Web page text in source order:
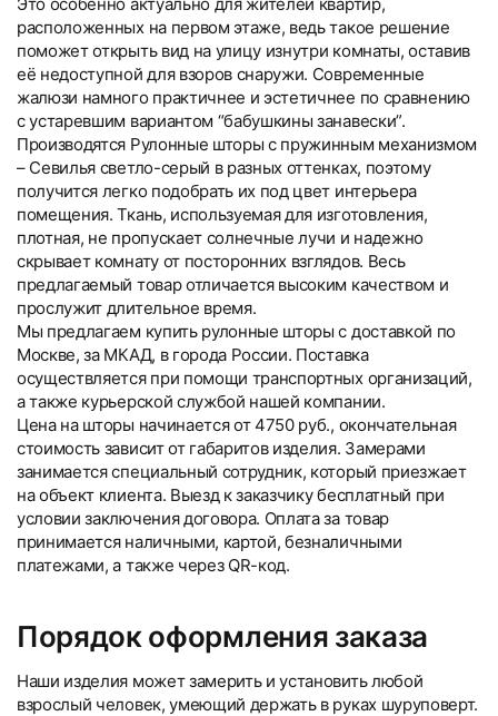
расположенных на первом этаже, ведь такое решение
поможет открыть вид на улицу изнутри комнаты, оставив
её недоступной для взоров снаружи. Современные
жалюзи намного практичнее и эстетичнее по сравнению
с устаревшим вариантом “бабушкины занавески”.
Производятся Рулонные шторы с пружинным механизмом
– Севилья светло-серый в разных оттенках, поэтому
получится легко подобрать их под цвет интерьера
помещения. Ткань, используемая для изготовления,
плотная, не пропускает солнечные лучи и надежно
скрывает комнату от посторонних взглядов. Весь
предлагаемый товар отличается высоким качеством и
прослужит длительное время.
Мы предлагаем купить рулонные шторы с доставкой по
Москве, за МКАД, в города России. Поставка
осуществляется при помощи транспортных организаций,
а также курьерской службой нашей компании.
Цена на шторы начинается от 4750 руб., окончательная
стоимость зависит от габаритов изделия. Замерами
занимается специальный сотрудник, который приезжает
на объект клиента. Выезд к заказчику бесплатный при
условии заключения договора. Оплата за товар
принимается наличными, картой, безналичными
платежами, а также через QR-код.
Порядок оформления заказа
Наши изделия может замерить и установить любой
взрослый человек, умеющий держать в руках шуруповерт.